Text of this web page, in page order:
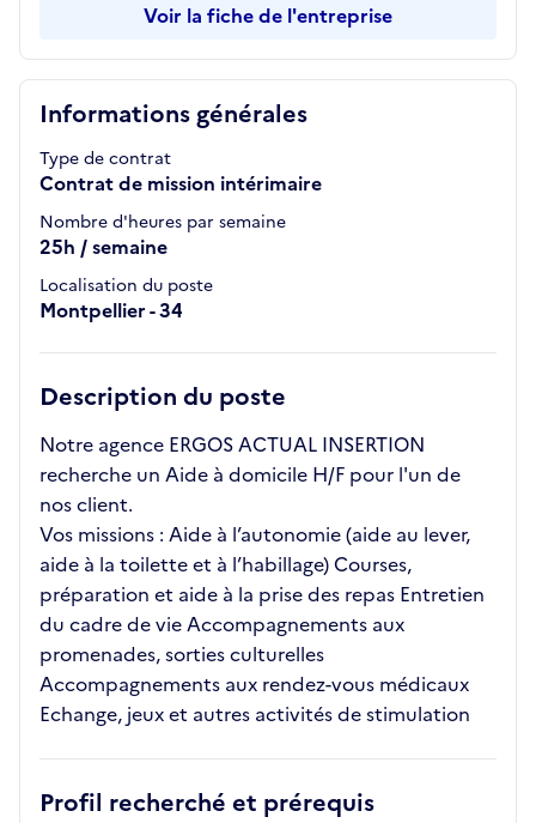
Informations générales
Type de contrat
Contrat de mission intérimaire
Nombre d'heures par semaine
25h / semaine
Localisation du poste
Montpellier - 34
Description du poste
Notre agence ERGOS ACTUAL INSERTION
recherche un Aide à domicile H/F pour l'un de
nos client.
Vos missions : Aide à l’autonomie (aide au lever,
aide à la toilette et à l’habillage) Courses,
préparation et aide à la prise des repas Entretien
du cadre de vie Accompagnements aux
promenades, sorties culturelles
Accompagnements aux rendez-vous médicaux
Echange, jeux et autres activités de stimulation
Profil recherché et prérequis
Voir la fiche de l'entreprise